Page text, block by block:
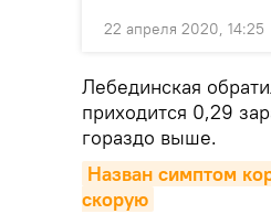
22 апреля 2020, 14:25
Лебединская
приходится 0,29
гораздо выше.
Назван симптом
скорую